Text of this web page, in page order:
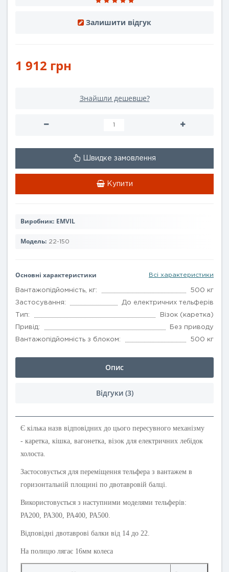
Залишити відгук
1 912 грн
Знайшли дешевше?
Швидке замовлення
Купити
Виробник: EMVIL
Модель: 22-150
Основні характеристики Всі характеристики
Вантажопідйомність, кг: 500 кг
Застосування: До електричних тельферів
Тип: Візок (каретка)
Привід: Без приводу
Вантажопідйомність з блоком: 500 кг
Опис
Відгуки (3)
Є кілька назв відповідних до цього пересувного механізму
- каретка, кішка, вагонетка, візок для електричних лебідок
холоста.
Застосовується для переміщення тельфера з вантажем в
горизонтальній площині по двотавровій балці.
Використовується з наступними моделями тельферів:
РА200, РА300, РА400, РА500.
Відповідні двотаврові балки від 14 до 22.
На полицю лягає 16мм колеса